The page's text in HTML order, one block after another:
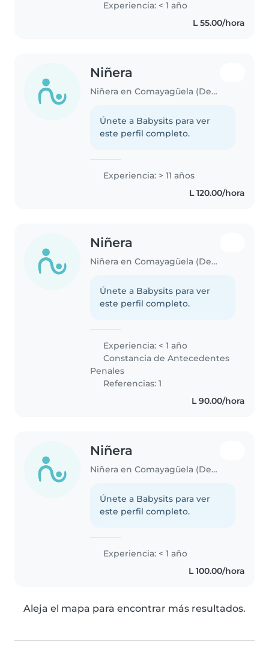
ambiente seguro y divertido Me
considero puntual y responsable
Experiencia: < 1 año
L 55.00/hora
Niñera
Niñera en Comayagüela (Departamento de Francisco Morazán)
Únete a Babysits para ver
este perfil completo.
Experiencia: > 11 años
L 120.00/hora
Niñera
Niñera en Comayagüela (Departamento de Francisco Morazán)
Únete a Babysits para ver
este perfil completo.
Experiencia: < 1 año
Constancia de Antecedentes
Penales
Referencias: 1
L 90.00/hora
Niñera
Niñera en Comayagüela (Departamento de Francisco Morazán)
Únete a Babysits para ver
este perfil completo.
Experiencia: < 1 año
L 100.00/hora
Aleja el mapa para encontrar más resultados.